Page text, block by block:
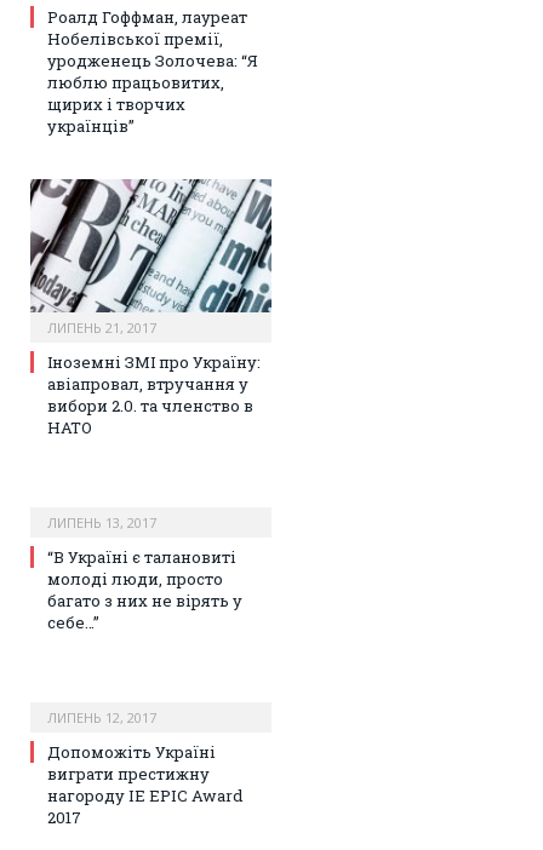
Роалд Гоффман, лауреат
Нобелівської премії,
уродженець Золочева: “Я
люблю працьовитих,
щирих і творчих
українців”
ЛИПЕНЬ 21, 2017
Іноземні ЗМІ про Україну:
авіапровал, втручання у
вибори 2.0. та членство в
НАТО
ЛИПЕНЬ 13, 2017
“В Україні є талановиті
молоді люди, просто
багато з них не вірять у
себе…”
ЛИПЕНЬ 12, 2017
Допоможіть Україні
виграти престижну
нагороду IE EPIC Award
2017